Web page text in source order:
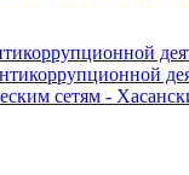
сетям -